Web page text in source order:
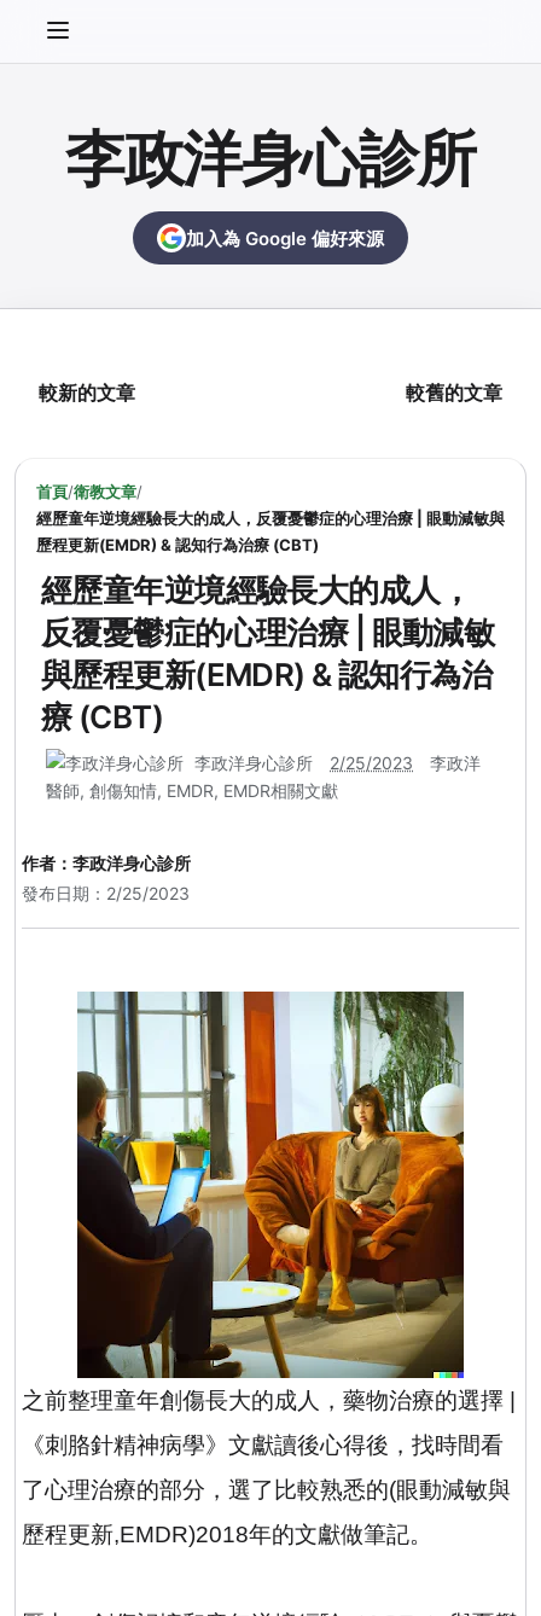
李政洋身心診所
加入為 Google 偏好來源
較新的文章 較舊的文章
首頁/衛教文章/
經歷童年逆境經驗長大的成人，反覆憂鬱症的心理治療 | 眼動減敏與
歷程更新(EMDR) & 認知行為治療 (CBT)
經歷童年逆境經驗長大的成人，
反覆憂鬱症的心理治療 | 眼動減敏
與歷程更新(EMDR) & 認知行為治
療 (CBT)
李政洋身心診所 2/25/2023
李政洋
醫師, 創傷知情, EMDR, EMDR相關文獻
作者： 李政洋身心診所
發布日期：2/25/2023
之前整理童年創傷長大的成人，藥物治療的選擇
《刺胳針精神病學》文獻讀後心得後，找時間看
了心理治療的部分，選了比較熟悉的(眼動減敏與
歷程更新,EMDR)2018年的文獻做筆記。